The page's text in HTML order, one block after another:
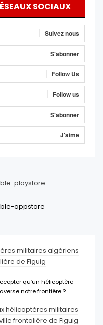
SOCIAUX
Suivez nous
S'abonner
Follow Us
Follow us
S'abonner
J'aime
militaires algériens
de Figuig
qu’un hélicoptère
notre frontière ?
hélicoptères militaires
frontalière de Figuig